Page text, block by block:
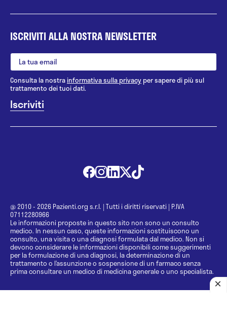
ISCRIVITI ALLA NOSTRA NEWSLETTER
Consulta la nostrainformativa sulla privacy per sapere di più sul
trattamento dei tuoi dati.
@ 2010 - 2026 Pazienti.org s.r.l. | Tutti i diritti riservati | P.IVA
07112280966
Le informazioni proposte in questo sito non sono un consulto
medico. In nessun caso, queste informazioni sostituiscono un
consulto, una visita o una diagnosi formulata dal medico. Non si
devono considerare le informazioni disponibili come suggerimenti
per la formulazione di una diagnosi, la determinazione di un
trattamento o l’assunzione o sospensione di un farmaco senza
prima consultare un medico di medicina generale o uno specialista.